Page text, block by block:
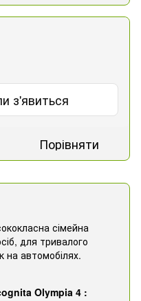
з'явиться
Порівняти
сімейна
для тривалого
на автомобілях.
Olympia 4 :